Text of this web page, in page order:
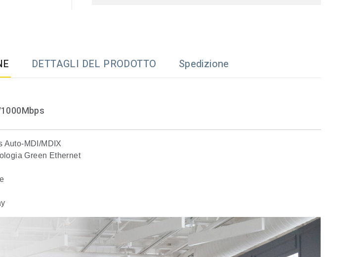
DETTAGLI DEL PRODOTTO Spedizione
Auto-MDI/MDIX
Green Ethernet